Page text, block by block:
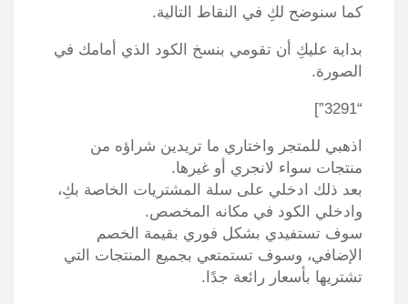
كما سنوضح لكِ في النقاط التالية.
بداية عليكِ أن تقومي بنسخ الكود الذي أمامك في
الصورة.
“3291”]
اذهبي للمتجر واختاري ما تريدين شراؤه من
منتجات سواء لانجري أو غيرها.
بعد ذلك ادخلي على سلة المشتريات الخاصة بكِ،
وادخلي الكود في مكانه المخصص.
سوف تستفيدي بشكل فوري بقيمة الخصم
الإضافي، وسوف تستمتعي بجميع المنتجات التي
تشتريها بأسعار رائعة جدًا.